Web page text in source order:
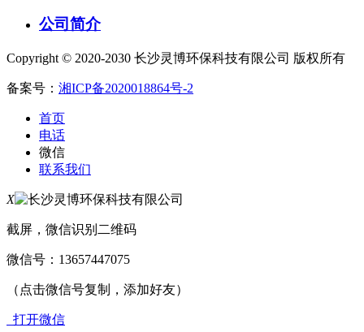
公司简介
Copyright © 2020-2030 长沙灵博环保科技有限公司 版权所有
备案号： 湘ICP备2020018864号-2
首页
电话
微信
联系我们
X
截屏，微信识别二维码
微信号： 13657447075
（点击微信号复制，添加好友）
打开微信